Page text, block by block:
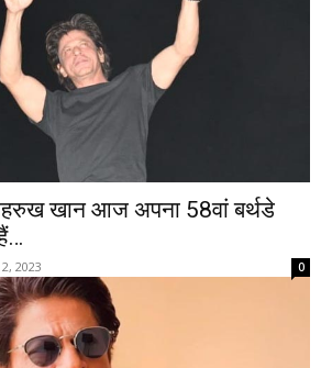
खान आज अपना 58वां बर्थडे
2023 0